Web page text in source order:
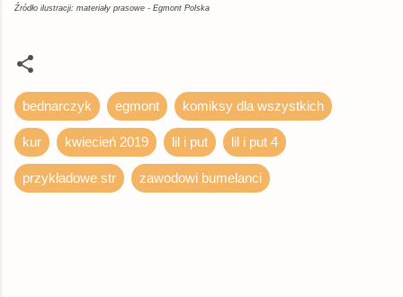
Źródło ilustracji: materiały prasowe - Egmont Polska
bednarczyk egmont komiksy dla wszystkich
kur kwiecień 2019 lil i put lil i put 4
przykładowe str zawodowi bumelanci